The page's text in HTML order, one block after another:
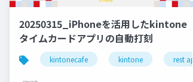
20250315_iPhoneを活用したkintone
タイムカードアプリの自動打刻
kintonecafe kintone rest api